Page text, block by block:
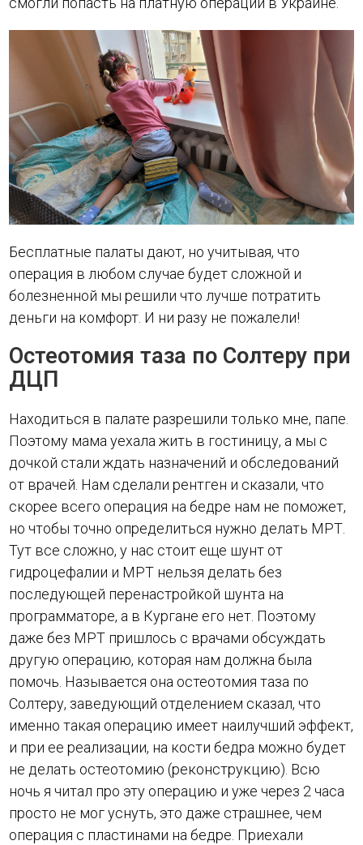
Бесплатные палаты дают, но учитывая, что
операция в любом случае будет сложной и
болезненной мы решили что лучше потратить
деньги на комфорт. И ни разу не пожалели!
Остеотомия таза по Солтеру при
ДЦП
Находиться в палате разрешили только мне, папе.
Поэтому мама уехала жить в гостиницу, а мы с
дочкой стали ждать назначений и обследований
от врачей. Нам сделали рентген и сказали, что
скорее всего операция на бедре нам не поможет,
но чтобы точно определиться нужно делать МРТ.
Тут все сложно, у нас стоит еще шунт от
гидроцефалии и МРТ нельзя делать без
последующей перенастройкой шунта на
программаторе, а в Кургане его нет. Поэтому
даже без МРТ пришлось с врачами обсуждать
другую операцию, которая нам должна была
помочь. Называется она остеотомия таза по
Солтеру, заведующий отделением сказал, что
именно такая операцию имеет наилучший эффект,
и при ее реализации, на кости бедра можно будет
не делать остеотомию (реконструкцию). Всю
ночь я читал про эту операцию и уже через 2 часа
просто не мог уснуть, это даже страшнее, чем
операция с пластинами на бедре. Приехали